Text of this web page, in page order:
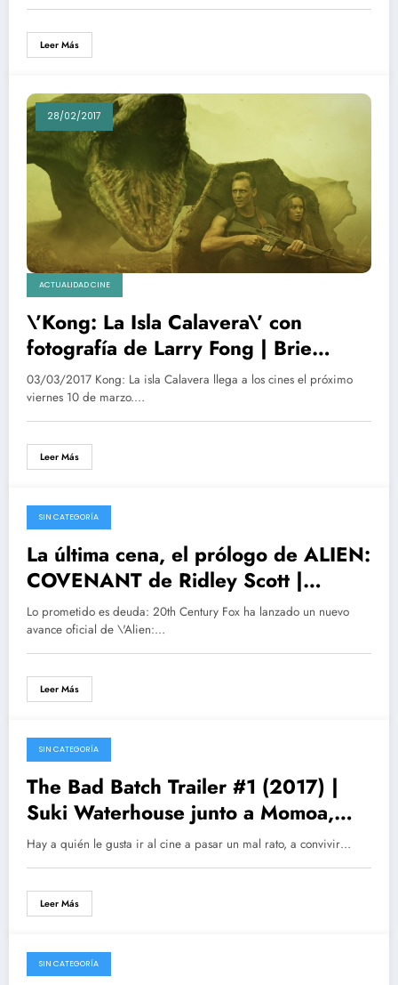
Leer Más
28/02/2017
ACTUALIDAD CINE
\’Kong: La Isla Calavera\’ con
fotografía de Larry Fong | Brie
Larson y Tom Hiddleston | Noticias,
Trailers, imágenes, personajes,
críticas…
03/03/2017 Kong: La isla Calavera llega a los cines el próximo
viernes 10 de marzo.…
Leer Más
23/02/2017
SIN CATEGORÍA
La última cena, el prólogo de ALIEN:
COVENANT de Ridley Scott |
Secuela de PROMETHEUS y
precuela de ALIEN
Lo prometido es deuda: 20th Century Fox ha lanzado un nuevo
avance oficial de \'Alien:…
Leer Más
15/02/2017
SIN CATEGORÍA
The Bad Batch Trailer #1 (2017) |
Suki Waterhouse junto a Momoa,
Reeves y Carrey
Hay a quién le gusta ir al cine a pasar un mal rato, a convivir…
Leer Más
23/01/2017
SIN CATEGORÍA